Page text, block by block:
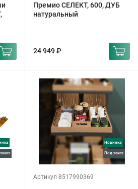
Премио СЕЛЕКТ, 600, ДУБ
натуральный
24 949 ₽
заказ
Новинка
под заказ
Артикул 8517990369